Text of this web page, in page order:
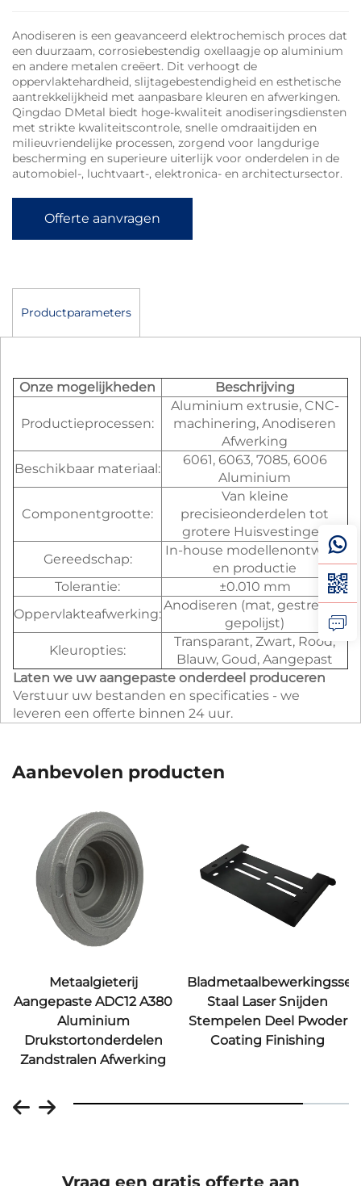
Anodiseren is een geavanceerd elektrochemisch proces dat
een duurzaam, corrosiebestendig oxellaagje op aluminium
en andere metalen creëert. Dit verhoogt de
oppervlaktehardheid, slijtagebestendigheid en esthetische
aantrekkelijkheid met aanpasbare kleuren en afwerkingen.
Qingdao DMetal biedt hoge-kwaliteit anodiseringsdiensten
met strikte kwaliteitscontrole, snelle omdraaitijden en
milieuvriendelijke processen, zorgend voor langdurige
bescherming en superieure uiterlijk voor onderdelen in de
automobiel-, luchtvaart-, elektronica- en architectursector.
Offerte aanvragen
Productparameters
Onze mogelijkheden Beschrijving
Productieprocessen:
Aluminium extrusie, CNC-
machinering, Anodiseren
Afwerking
Beschikbaar materiaal:
6061, 6063, 7085, 6006
Aluminium
Componentgrootte:
Van kleine
precisieonderdelen tot
grotere Huisvestingen
Gereedschap:
In-house modellenontwerp
en productie
Tolerantie:
±0.010 mm
Oppervlakteafwerking:
Anodiseren (mat, gestreken,
gepolijst)
Kleuropties:
Transparant, Zwart, Rood,
Blauw, Goud, Aangepast
Laten we uw aangepaste onderdeel produceren
Verstuur uw bestanden en specificaties - we
leveren een offerte binnen 24 uur.
Aanbevolen producten
Metaalgieterij
Aangepaste ADC12 A380
Aluminium
Drukstortonderdelen
Zandstralen Afwerking
Staal Laser Snijden
Stempelen Deel Pwoder
Coating Finishing
Vraag een gratis offerte aan